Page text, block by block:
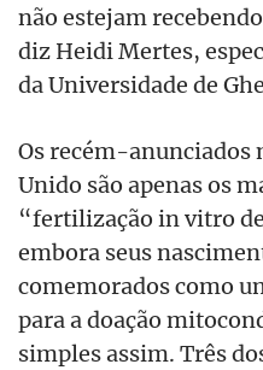
não estejam
diz Heidi Mertes,
da Universidade de
Os recém-anunciados
Unido são apenas os
“fertilização in vitro
embora seus
comemorados como
para a doação
simples assim. Três